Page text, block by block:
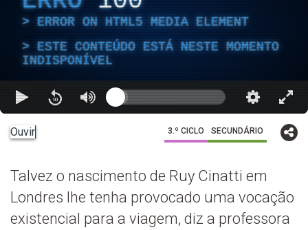
ERROR ON HTML5 MEDIA ELEMENT
ESTE CONTEÚDO ESTÁ NESTE MOMENTO
INDISPONÍVEL
Ouvir 3.º CICLO SECUNDÁRIO
Talvez o nascimento de Ruy Cinatti em
Londres lhe tenha provocado uma vocação
existencial para a viagem, diz a professora